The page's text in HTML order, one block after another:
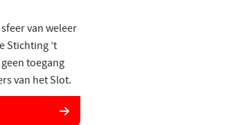
van weleer
Stichting ’t
toegang
van het Slot.